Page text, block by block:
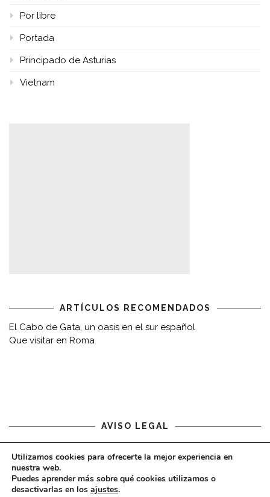
Por libre
Portada
Principado de Asturias
Vietnam
ARTÍCULOS RECOMENDADOS
El Cabo de Gata, un oasis en el sur español
Que visitar en Roma
AVISO LEGAL
Aviso legal
Utilizamos cookies para ofrecerte la mejor experiencia en
nuestra web.
Puedes aprender más sobre qué cookies utilizamos o
desactivarlas en los ajustes.